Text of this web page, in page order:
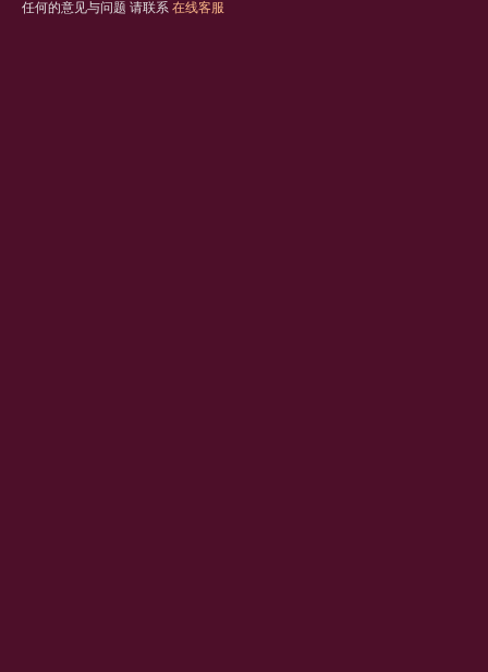
任何的意见与问题 请联系 在线客服